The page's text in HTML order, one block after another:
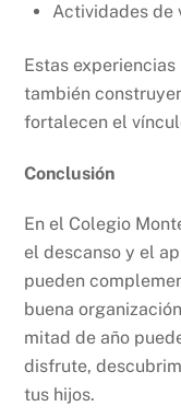
Actividades de
Estas
también
fortalecen el
Conclusión
En el Colegio
el descanso y el
pueden
buena
mitad de año
disfrute,
tus hijos.